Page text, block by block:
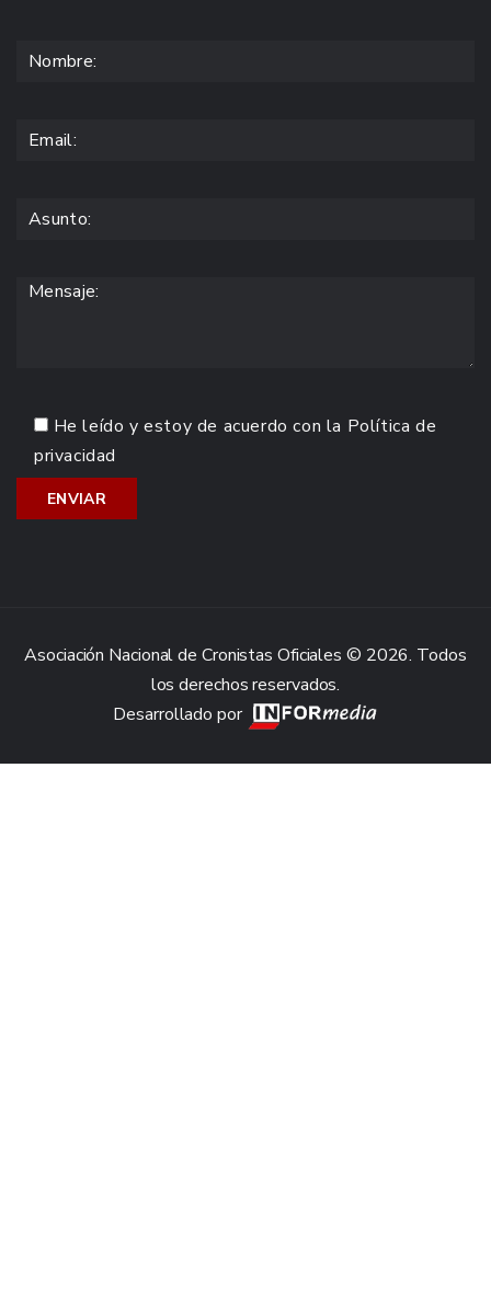
He leído y estoy de acuerdo con la Política de
privacidad
Asociación Nacional de Cronistas Oficiales © 2026. Todos
los derechos reservados.
Desarrollado por